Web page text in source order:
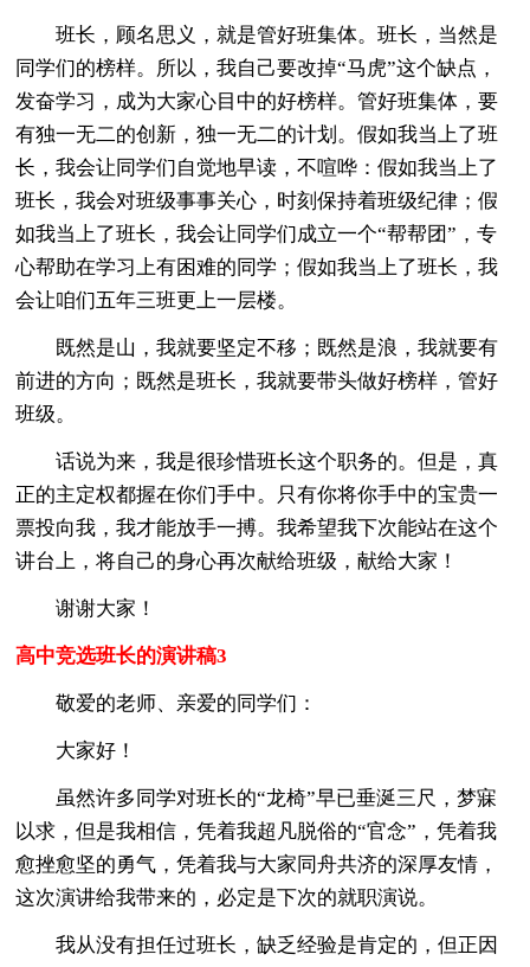
班长，顾名思义，就是管好班集体。班长，当然是
同学们的榜样。所以，我自己要改掉“马虎”这个缺点，
发奋学习，成为大家心目中的好榜样。管好班集体，要
有独一无二的创新，独一无二的计划。假如我当上了班
长，我会让同学们自觉地早读，不喧哗：假如我当上了
班长，我会对班级事事关心，时刻保持着班级纪律；假
如我当上了班长，我会让同学们成立一个“帮帮团”，专
心帮助在学习上有困难的同学；假如我当上了班长，我
会让咱们五年三班更上一层楼。
既然是山，我就要坚定不移；既然是浪，我就要有
前进的方向；既然是班长，我就要带头做好榜样，管好
班级。
话说为来，我是很珍惜班长这个职务的。但是，真
正的主定权都握在你们手中。只有你将你手中的宝贵一
票投向我，我才能放手一搏。我希望我下次能站在这个
讲台上，将自己的身心再次献给班级，献给大家！
谢谢大家！
高中竞选班长的演讲稿3
敬爱的老师、亲爱的同学们：
大家好！
虽然许多同学对班长的“龙椅”早已垂涎三尺，梦寐
以求，但是我相信，凭着我超凡脱俗的“官念”，凭着我
愈挫愈坚的勇气，凭着我与大家同舟共济的深厚友情，
这次演讲给我带来的，必定是下次的就职演说。
我从没有担任过班长，缺乏经验是肯定的，但正因